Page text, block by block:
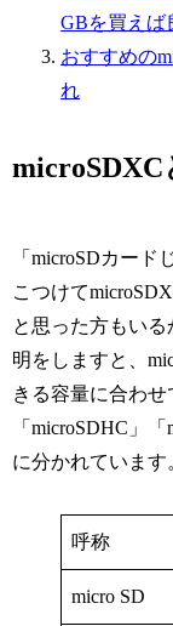
GBを買えば
おすすめの
れ
microSDXC
「microSDカード
こつけて
と思った方もい
明をしますと、
きる容量に合わせ
「microSDHC」
に分かれています
呼称
micro SD